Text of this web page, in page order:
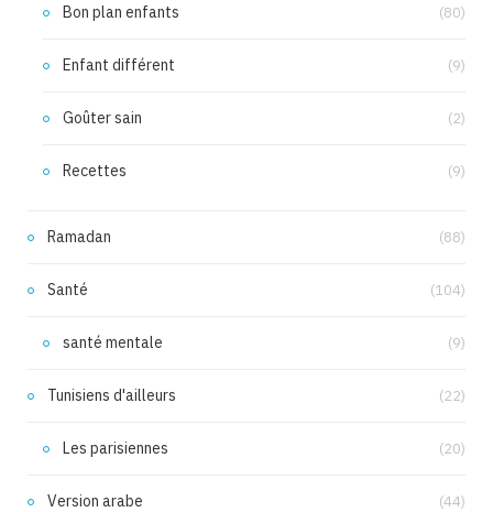
Bon plan enfants (80)
Enfant différent (9)
Goûter sain (2)
Recettes (9)
Ramadan (88)
Santé (104)
santé mentale (9)
Tunisiens d'ailleurs (22)
Les parisiennes (20)
Version arabe (44)